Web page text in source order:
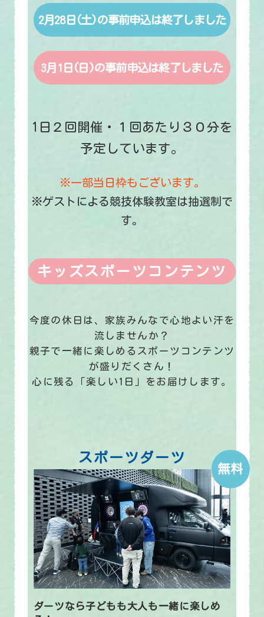
2月28日(土)の事前申込は終了しました
3月1日(日)の事前申込は終了しました
1日２回開催・１回あたり３０分を
予定しています。
※一部当日枠もございます。
※ゲストによる競技体験教室は抽選制で
す。
キッズスポーツコンテンツ
今度の休日は、家族みんなで心地よい汗を
流しませんか？
親子で一緒に楽しめるスポーツコンテンツ
が盛りだくさん！
心に残る「楽しい1日」をお届けします。
スポーツダーツ
無料
ダーツなら子どもも大人も一緒に楽しめ